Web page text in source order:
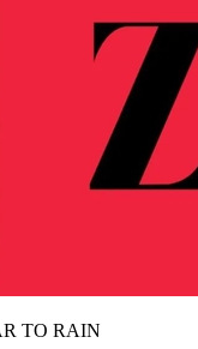
TO RAIN